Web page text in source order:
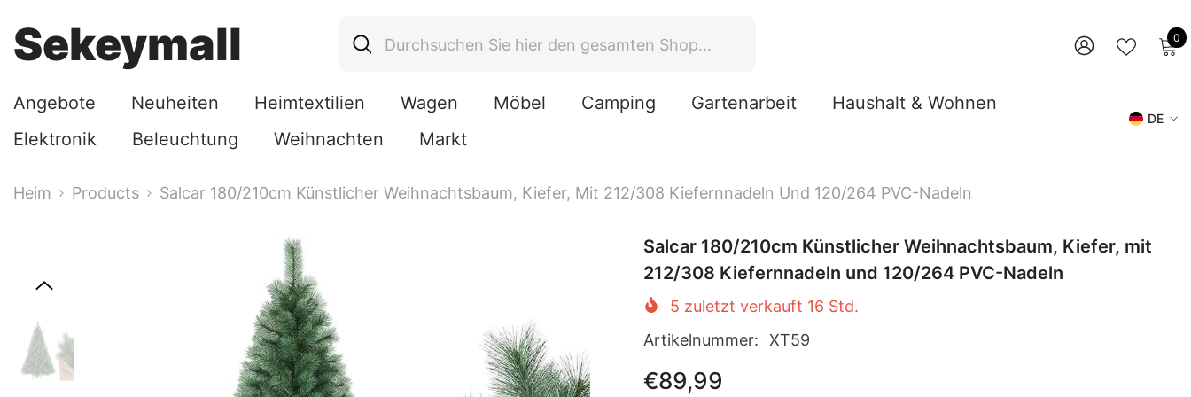
Sekeymall 00
Angebote Neuheiten Heimtextilien Wagen Möbel Camping Gartenarbeit
Haushalt & Wohnen
Elektronik
Beleuchtung Weihnachten Markt
DE
Heim Products Salcar 180/210cm Künstlicher Weihnachtsbaum, Kiefer, Mit 212/308 Kiefernnadeln Und 120/264 PVC-Nadeln
Salcar 180/210cm Künstlicher Weihnachtsbaum, Kiefer, mit
212/308 Kiefernnadeln und 120/264 PVC-Nadeln
5 zuletzt verkauft 16 Std.
Artikelnummer:
XT59
€89,99